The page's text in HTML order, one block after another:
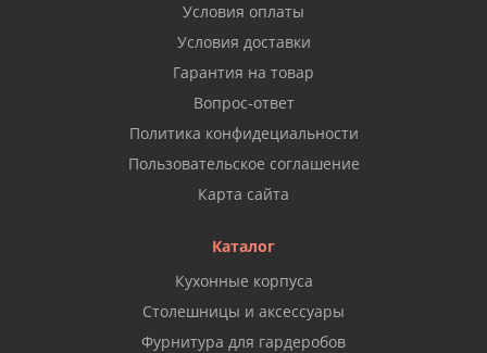
Условия оплаты
Условия доставки
Гарантия на товар
Вопрос-ответ
Политика конфидециальности
Пользовательское соглашение
Карта сайта
Каталог
Кухонные корпуса
Столешницы и аксессуары
Фурнитура для гардеробов